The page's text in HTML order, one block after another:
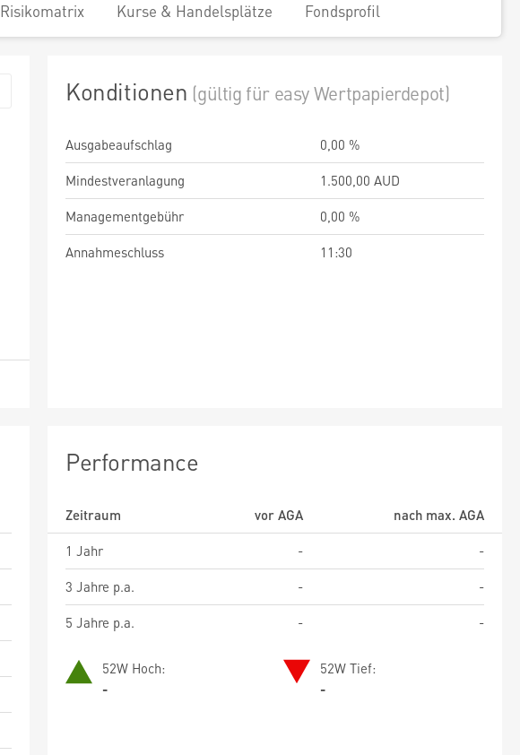
Risikomatrix Kurse & Handelsplätze Fondsprofil
Konditionen (gültig für easy Wertpapierdepot)
Ausgabeaufschlag
0,00 %
Mindestveranlagung
1.500,00 AUD
Managementgebühr
0,00 %
Annahmeschluss
11:30
Performance
Zeitraum vor AGA
nach max. AGA
1 Jahr
-
-
3 Jahre p.a.
-
-
5 Jahre p.a.
- -
52W Hoch:
-
52W Tief:
-